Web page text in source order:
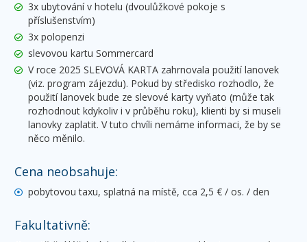
3x ubytování v hotelu (dvoulůžkové pokoje s
příslušenstvím)
3x polopenzi
slevovou kartu Sommercard
V roce 2025 SLEVOVÁ KARTA zahrnovala použití lanovek
(viz. program zájezdu). Pokud by středisko rozhodlo, že
použití lanovek bude ze slevové karty vyňato (může tak
rozhodnout kdykoliv i v průběhu roku), klienti by si museli
lanovky zaplatit. V tuto chvíli nemáme informaci, že by se
něco měnilo.
Cena neobsahuje:
pobytovou taxu, splatná na místě, cca 2,5 € / os. / den
Fakultativně: